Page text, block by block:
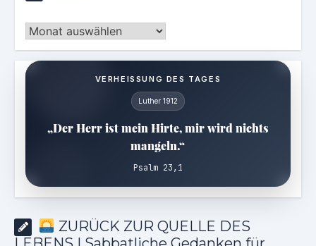
Archiv
VERHEISSUNG DES TAGES
Luther 1912
„Der Herr ist mein Hirte, mir wird nichts
mangeln.“
Psalm 23,1
ZURÜCK ZUR QUELLE DES